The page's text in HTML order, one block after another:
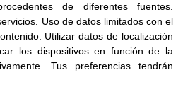
de diferentes fuentes
Uso de datos limitados con el
. Utilizar datos de localización
los dispositivos en función de la
Tus preferencias tendrán